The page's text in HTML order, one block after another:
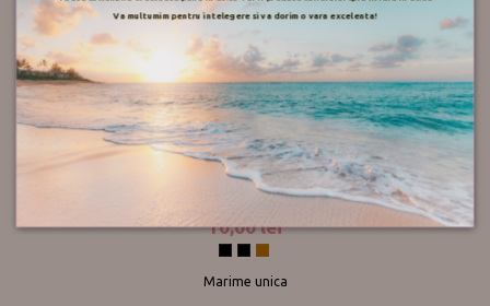
Clientii care au cumparat acest produs au mai cumparat
Model
Sosete Fashion Boutique - Bumbac + glitter
10,00 lei
NegruNoir multicolor
Cupru
Marime unica
Va multumim pentru intelegere si va dorim o vara excelenta!